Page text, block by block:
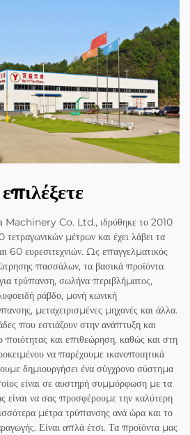
Co. Ltd., ιδρύθηκε το 2010
μέτρων και έχει λάβει τα
60 ευρεσιτεχνιών. Ως επαγγελματικός
πασσάλων, τα βασικά προϊόντα
τρύπανση, σωλήνα περιβλήματος,
ράβδο, μονή κωνική
μεταχειρισμένες μηχανές και άλλα.
που εστιάζουν στην ανάπτυξη και
ποιότητας και επιθεώρηση, καθώς και στη
να παρέχουμε ικανοποιητικά
δημιουργήσει ένα σύγχρονο σύστημα
είναι σε αυστηρή συμμόρφωση με τα
είναι να σας προσφέρουμε την καλύτερη
μέτρα τρύπανσης ανά ώρα και το
Είναι απλά έτσι. Τα προϊόντα μας